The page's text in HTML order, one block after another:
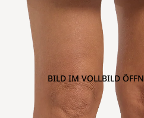
BILD IM VOLLBILD